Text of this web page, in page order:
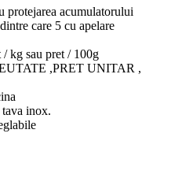
protejarea acumulatorului
care 5 cu apelare
kg sau pret / 100g
,PRET UNITAR ,
inox.